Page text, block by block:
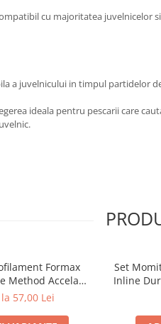
cu majoritatea juvelnicelor si
a juvelnicului in timpul partidelor
ideala pentru pescarii care
Formax
Method Accela
Fluo 1000m |
57,00 Lei
Set
Inline